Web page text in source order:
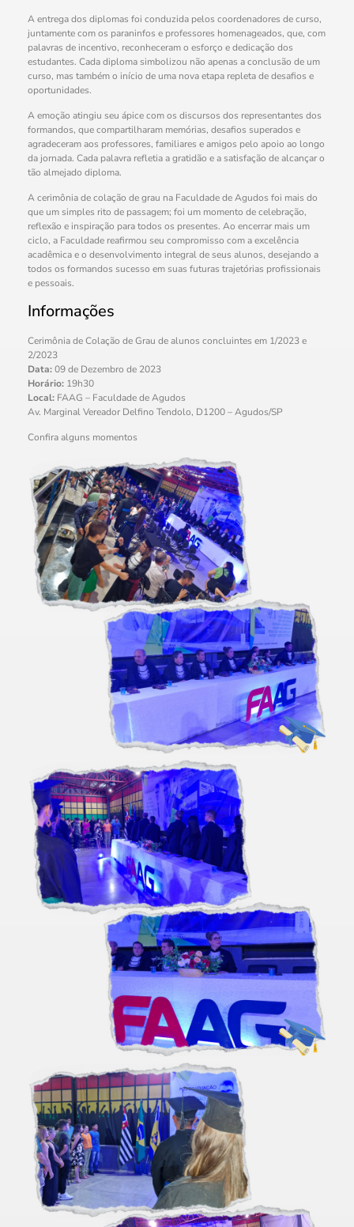
A entrega dos diplomas foi conduzida pelos coordenadores de curso,
juntamente com os paraninfos e professores homenageados, que, com
palavras de incentivo, reconheceram o esforço e dedicação dos
estudantes. Cada diploma simbolizou não apenas a conclusão de um
curso, mas também o início de uma nova etapa repleta de desafios e
oportunidades.
A emoção atingiu seu ápice com os discursos dos representantes dos
formandos, que compartilharam memórias, desafios superados e
agradeceram aos professores, familiares e amigos pelo apoio ao longo
da jornada. Cada palavra refletia a gratidão e a satisfação de alcançar o
tão almejado diploma.
A cerimônia de colação de grau na Faculdade de Agudos foi mais do
que um simples rito de passagem; foi um momento de celebração,
reflexão e inspiração para todos os presentes. Ao encerrar mais um
ciclo, a Faculdade reafirmou seu compromisso com a excelência
acadêmica e o desenvolvimento integral de seus alunos, desejando a
todos os formandos sucesso em suas futuras trajetórias profissionais
e pessoais.
Informações
Cerimônia de Colação de Grau de alunos concluintes em 1/2023 e
2/2023
Data:09 de Dezembro de 2023
Horário: 19h30
Local: FAAG – Faculdade de Agudos
Av. Marginal Vereador Delfino Tendolo, D1200 – Agudos/SP
Confira alguns momentos